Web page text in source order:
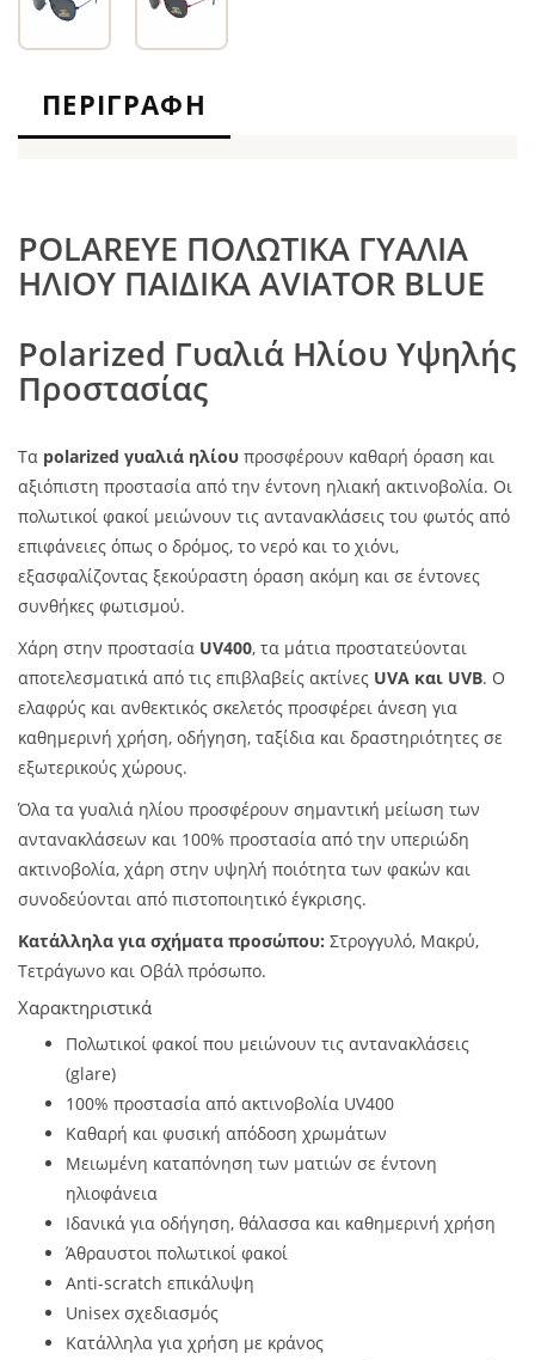
ΠΕΡΙΓΡΑΦΉ
POLAREYE ΠΟΛΩΤΙΚΑ ΓΥΑΛΙΑ
ΗΛΙΟΥ ΠΑΙΔΙΚΑ AVIATOR BLUE
Polarized Γυαλιά Ηλίου Υψηλής
Προστασίας
Τα polarized γυαλιά ηλίου προσφέρουν καθαρή όραση και
αξιόπιστη προστασία από την έντονη ηλιακή ακτινοβολία. Οι
πολωτικοί φακοί μειώνουν τις αντανακλάσεις του φωτός από
επιφάνειες όπως ο δρόμος, το νερό και το χιόνι,
εξασφαλίζοντας ξεκούραστη όραση ακόμη και σε έντονες
συνθήκες φωτισμού.
Χάρη στην προστασία UV400, τα μάτια προστατεύονται
αποτελεσματικά από τις επιβλαβείς ακτίνες UVA και UVB. Ο
ελαφρύς και ανθεκτικός σκελετός προσφέρει άνεση για
καθημερινή χρήση, οδήγηση, ταξίδια και δραστηριότητες σε
εξωτερικούς χώρους.
Όλα τα γυαλιά ηλίου προσφέρουν σημαντική μείωση των
αντανακλάσεων και 100% προστασία από την υπεριώδη
ακτινοβολία, χάρη στην υψηλή ποιότητα των φακών και
συνοδεύονται από πιστοποιητικό έγκρισης.
Κατάλληλα για σχήματα προσώπου: Στρογγυλό, Μακρύ,
Τετράγωνο και Οβάλ πρόσωπο.
Χαρακτηριστικά
Πολωτικοί φακοί που μειώνουν τις αντανακλάσεις
(glare)
100% προστασία από ακτινοβολία UV400
Καθαρή και φυσική απόδοση χρωμάτων
Μειωμένη καταπόνηση των ματιών σε έντονη
ηλιοφάνεια
Ιδανικά για οδήγηση, θάλασσα και καθημερινή χρήση
Άθραυστοι πολωτικοί φακοί
Anti-scratch επικάλυψη
Unisex σχεδιασμός
Κατάλληλα για χρήση με κράνος